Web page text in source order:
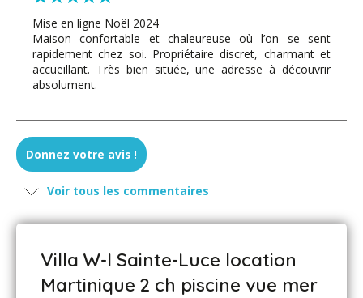
Mise en ligne Noël 2024
Maison confortable et chaleureuse où l’on se sent
rapidement chez soi. Propriétaire discret, charmant et
accueillant. Très bien située, une adresse à découvrir
absolument.
Donnez votre avis !
Voir tous les commentaires
Villa W-I Sainte-Luce location
Martinique 2 ch piscine vue mer